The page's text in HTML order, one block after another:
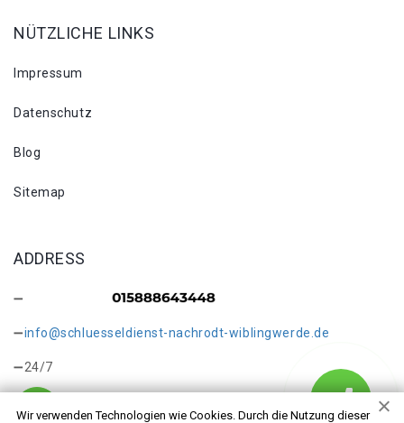
Wir verwenden Technologien wie Cookies. Durch die Nutzung dieser
NÜTZLICHE LINKS
Impressum
Datenschutz
Blog
Sitemap
ADDRESS
info@schluesseldienst-nachrodt-wiblingwerde.de
24/7